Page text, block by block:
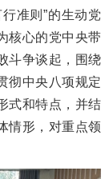
准则”的生动党
核心的党中央带
斗争谈起，围绕
彻中央八项规定
式和特点，并结
情形，对重点领